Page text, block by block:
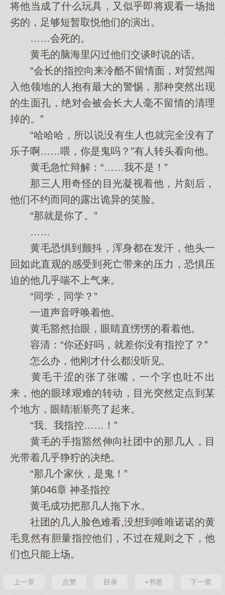
将他当成了什么玩具，又似乎即将观看一场拙
劣的，足够短暂取悦他们的演出。
……会死的。
黄毛的脑海里闪过他们交谈时说的话。
“会长的指控向来冷酷不留情面，对贸然闯
入他领地的人抱有最大的警惕，那种突然出现
的生面孔，绝对会被会长大人毫不留情的清理
掉的。”
“哈哈哈，所以说没有生人也就完全没有了
乐子啊……喂，你是鬼吗？”有人转头看向他。
黄毛急忙辩解：“……我不是！”
那三人用奇怪的目光凝视着他，片刻后，
他们不约而同的露出诡异的笑脸。
“那就是你了。”
……
黄毛恐惧到颤抖，浑身都在发汗，他头一
回如此直观的感受到死亡带来的压力，恐惧压
迫的他几乎喘不上气来。
“同学，同学？”
一道声音呼唤着他。
黄毛豁然抬眼，眼睛直愣愣的看着他。
容清：“你还好吗，就差你没有指控了？”
怎么办，他刚才什么都没听见。
黄毛干涩的张了张嘴，一个字也吐不出
来，他的眼球艰难的转动，目光突然定点到某
个地方，眼睛渐渐亮了起来。
“我、我指控……！”
黄毛的手指豁然伸向社团中的那几人，目
光带着几乎狰狞的决绝。
“那几个家伙，是鬼！”
第046章 神圣指控
黄毛成功把那几人拖下水。
社团的几人脸色难看,没想到唯唯诺诺的黄
毛竟然有胆量指控他们，不过在规则之下，他
们也只能上场。
上一章 点赞 目录 +书签 下一章